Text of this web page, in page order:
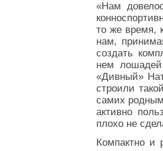
«Нам
то же время,
нам,
создать
нем
«Дивный»
строили
самих
активно
плохо не
Компактно и